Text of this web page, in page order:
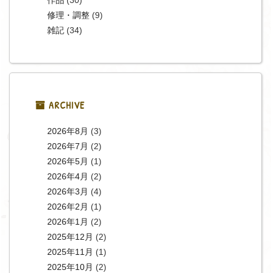
修理・調整(9)
雑記(34)
ARCHIVE
2026年8月 (3)
2026年7月 (2)
2026年5月 (1)
2026年4月 (2)
2026年3月 (4)
2026年2月 (1)
2026年1月 (2)
2025年12月 (2)
2025年11月 (1)
2025年10月 (2)